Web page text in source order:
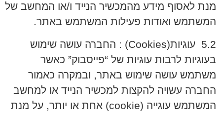
מנת לאסוף מידע מהמכשיר הנייד ו/או המחשב של
המשתמש ואודות פעילות המשתמש באתר.
5.2 עוגיות(
Cookies) : החברה עושה שימוש
בעוגיות לרבות עוגיות של “פייסבוק” כאשר
משתמש עושה שימוש באתר, ובמקרה כאמור
החברה עשויה להקצות למכשיר הנייד או למחשב
המשתמש עוגייה (cookie) אחת או יותר, על מנת